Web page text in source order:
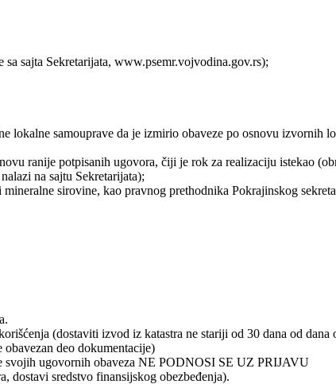
sa sajta Sekretarijata, www.psemr.vojvodina.gov.rs);
lokalne samouprave da je izmirio obaveze po osnovu izvornih
ranije potpisanih ugovora, čiji je rok za realizaciju istekao
na sajtu Sekretarijata);
sirovine, kao pravnog prethodnika Pokrajinskog
(dostaviti izvod iz katastra ne stariji od 30 dana od
deo dokumentacije)
svojih ugovornih obaveza NE PODNOSI SE UZ PRIJAVU
dostavi sredstvo finansijskog obezbeđenja).